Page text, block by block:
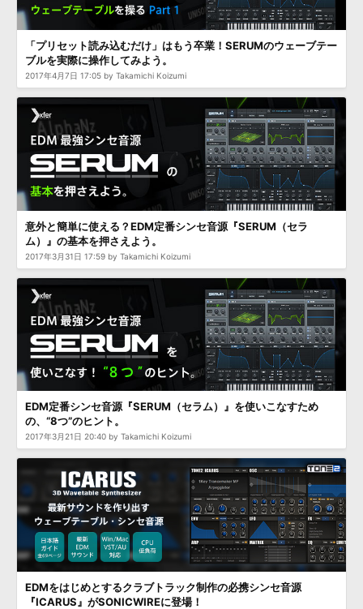
「プリセット読み込むだけ」はもう卒業！SERUMのウェーブテー
ブルを実際に操作してみよう。
2017年4月7日 17:05 by Takamichi Koizumi
意外と簡単に使える？EDM定番シンセ音源『SERUM（セラ
ム）』の基本を押さえよう。
2017年3月31日 17:59 by Takamichi Koizumi
EDM定番シンセ音源『SERUM（セラム）』を使いこなすため
の、“8つ”のヒント。
2017年3月21日 20:40 by Takamichi Koizumi
EDMをはじめとするクラブトラック制作の必携シンセ音源
『ICARUS』がSONICWIREに登場！